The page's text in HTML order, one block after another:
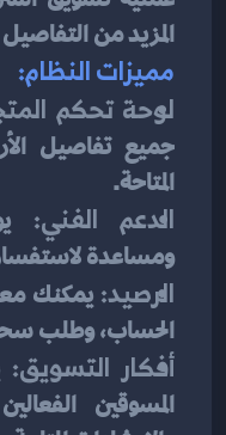
المزيد من
مميزات النظام:
لوحة تحكم
المتاحة.
الدعم الفني:
ومساعدة
الرصيد:
الحساب، وطلب
أفكار التسويق: